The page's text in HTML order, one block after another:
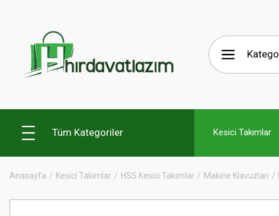
Tüm Kategoriler Kesici Takımlar
Anasayfa Kesici Takımlar HSS Kesici Takımlar Makine Klavuzları